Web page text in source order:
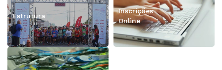
Estrutura
Inscrições
Online